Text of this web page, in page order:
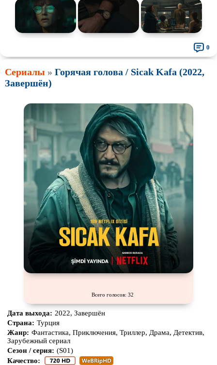
0
Сериалы » Горячая голова / Sicak Kafa (2022,
Завершён)
Всего голосов: 32
Дата выхода: 2022, Завершён
Страна: Турция
Жанр: Фантастика, Приключения, Триллер, Драма, Детектив,
Зарубежный сериал
Сезон / серия: (S01)
Качество: